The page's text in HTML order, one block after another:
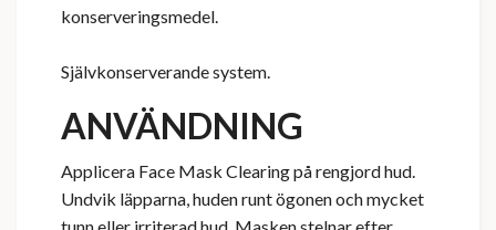
konserveringsmedel.
Självkonserverande system.
ANVÄNDNING
Applicera Face Mask Clearing på rengjord hud.
Undvik läpparna, huden runt ögonen och mycket